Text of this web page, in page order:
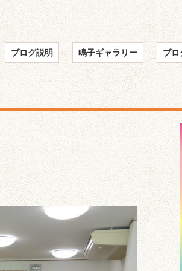
ブログ説明 鳴子ギャラリー ブロ